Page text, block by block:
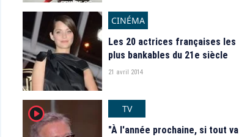
CINÉMA
Les 20 actrices françaises les
plus bankables du 21e siècle
21 avril 2014
player2
TV
"À l'année prochaine, si tout va